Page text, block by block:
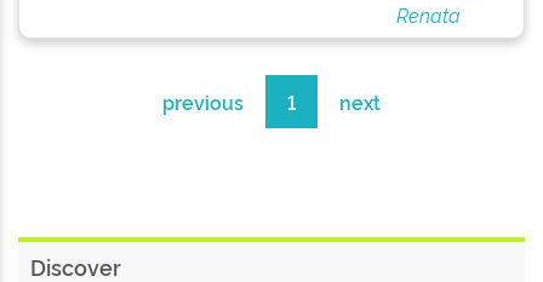
Renata
previous 1 next
Discover